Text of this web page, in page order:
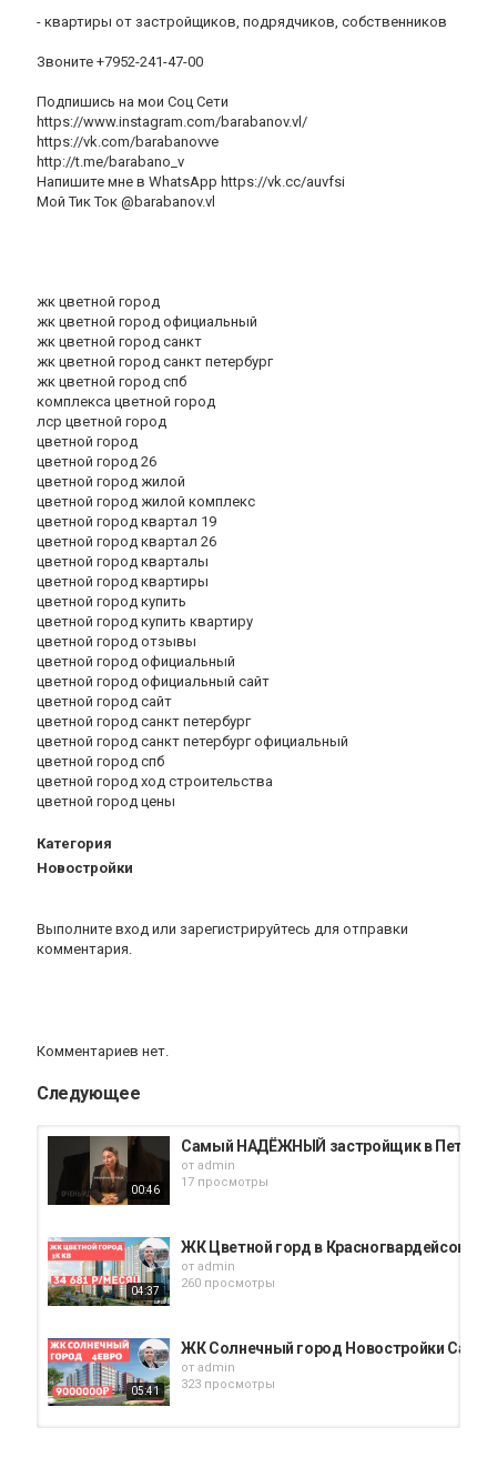
- квартиры от застройщиков, подрядчиков, собственников
Звоните +7952-241-47-00
Подпишись на мои Соц Сети
https://www.instagram.com/barabanov.vl/
https://vk.com/barabanovve
http://t.me/barabano_v
Напишите мне в WhatsApp https://vk.cc/auvfsi
Мой Тик Ток @barabanov.vl
жк цветной город
жк цветной город официальный
жк цветной город санкт
жк цветной город санкт петербург
жк цветной город спб
комплекса цветной город
лср цветной город
цветной город
цветной город 26
цветной город жилой
цветной город жилой комплекс
цветной город квартал 19
цветной город квартал 26
цветной город кварталы
цветной город квартиры
цветной город купить
цветной город купить квартиру
цветной город отзывы
цветной город официальный
цветной город официальный сайт
цветной город сайт
цветной город санкт петербург
цветной город санкт петербург официальный
цветной город спб
цветной город ход строительства
цветной город цены
Категория
Новостройки
Выполните вход или зарегистрируйтесь для отправки
комментария.
Комментариев нет.
Следующее
00:46
Самый НАДЁЖНЫЙ застройщик в
от admin
17 просмотры
04:37
ЖК Цветной горд в Красногвардейсокм
от admin
260 просмотры
05:41
ЖК Солнечный город Новостройки Санкт
от admin
323 просмотры